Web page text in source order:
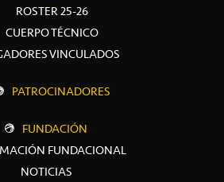
ROSTER 25-26
CUERPO TÉCNICO
VINCULADOS
PATROCINADORES
FUNDACIÓN
FUNDACIONAL
NOTICIAS